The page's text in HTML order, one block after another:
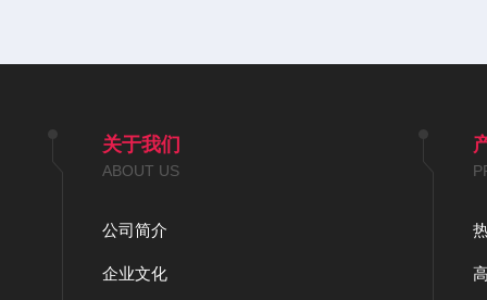
关于我们
ABOUT US
公司简介
企业文化